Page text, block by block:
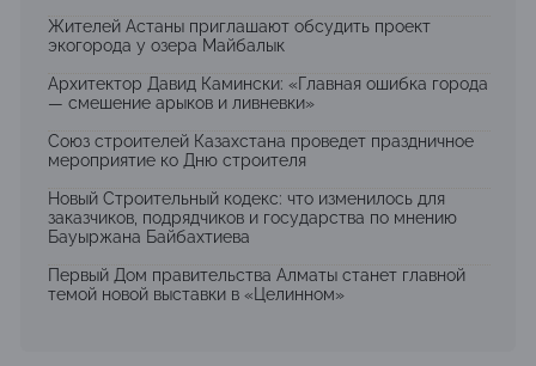
Жителей Астаны приглашают обсудить проект
экогорода у озера Майбалык
Архитектор Давид Камински: «Главная ошибка города
— смешение арыков и ливневки»
Союз строителей Казахстана проведет праздничное
мероприятие ко Дню строителя
Новый Строительный кодекс: что изменилось для
заказчиков, подрядчиков и государства по мнению
Бауыржана Байбахтиева
Первый Дом правительства Алматы станет главной
темой новой выставки в «Целинном»